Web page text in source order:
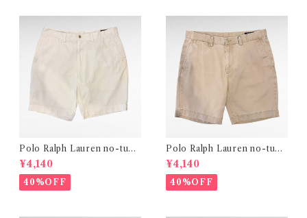
Polo Ralph Lauren no-tuck
chino short pants
¥4,140
40%OFF
Polo Ralph Lauren no-tuck
chino short pants
¥4,140
40%OFF